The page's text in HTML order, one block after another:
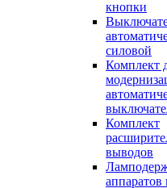
кнопки
силовой
Комплект
Комплект
выводов
аппаратов